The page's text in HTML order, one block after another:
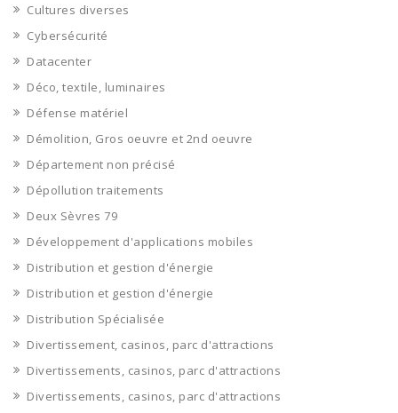
Cultures diverses
Cybersécurité
Datacenter
Déco, textile, luminaires
Défense matériel
Démolition, Gros oeuvre et 2nd oeuvre
Département non précisé
Dépollution traitements
Deux Sèvres 79
Développement d'applications mobiles
Distribution et gestion d'énergie
Distribution et gestion d'énergie
Distribution Spécialisée
Divertissement, casinos, parc d'attractions
Divertissements, casinos, parc d'attractions
Divertissements, casinos, parc d'attractions